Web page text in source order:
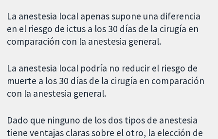
La anestesia local apenas supone una diferencia
en el riesgo de ictus a los 30 días de la cirugía en
comparación con la anestesia general.
La anestesia local podría no reducir el riesgo de
muerte a los 30 días de la cirugía en comparación
con la anestesia general.
Dado que ninguno de los dos tipos de anestesia
tiene ventajas claras sobre el otro, la elección de